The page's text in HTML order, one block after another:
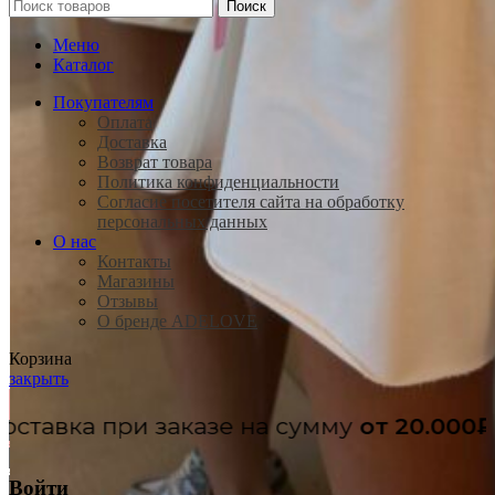
Голубой
Графит
Поиск
Меню
Каталог
Покупателям
Оплата
Доставка
Возврат товара
Политика конфиденциальности
Согласие посетителя сайта на обработку
персональных данных
О нас
Контакты
Магазины
Отзывы
О бренде ADELOVE
Корзина
закрыть
Бесплатная
Войти